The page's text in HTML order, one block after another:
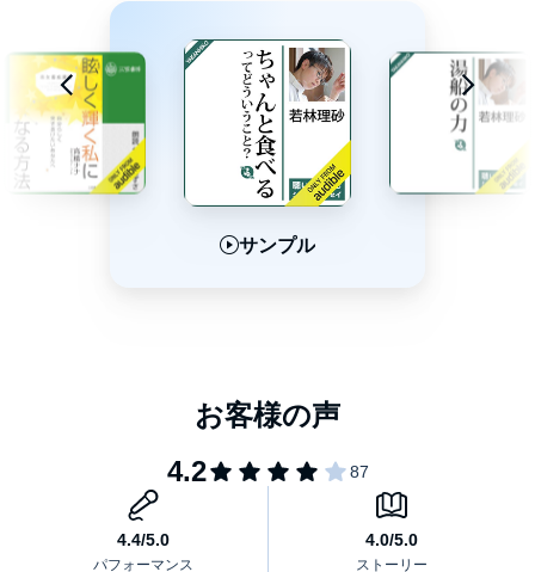
「2週間で体重が5kg減った」「むくみがとれたせいか二重まぶた
になった」
「会社の人に「最近、キラッキラしてない?」と言われた」
「やりたいことができて生活が楽しい」−−実践者の声より
サンプル